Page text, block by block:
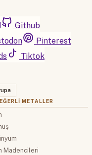
Github
Pinterest
Tiktok
METALLER
Madencileri